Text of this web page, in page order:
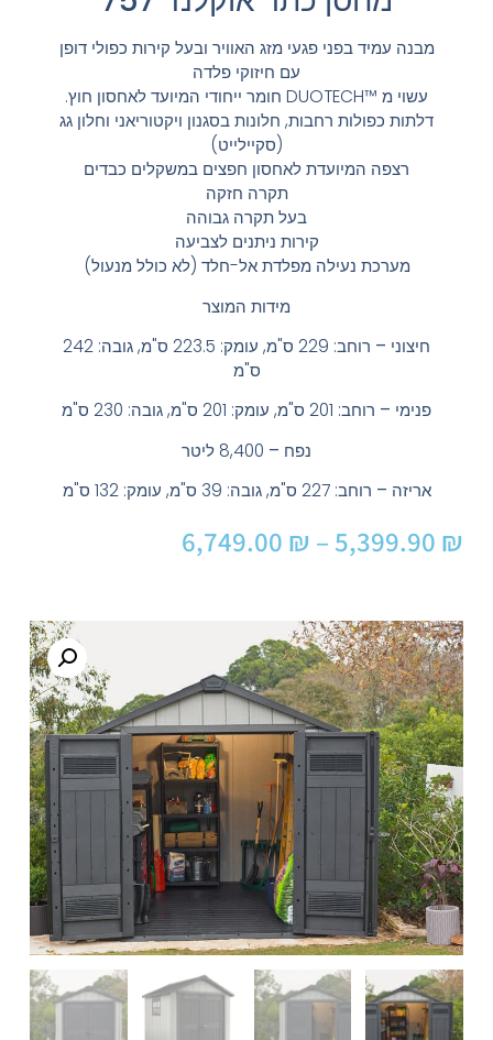
מבנה עמיד בפני פגעי מזג האוויר ובעל קירות כפולי דופן
עם חיזוקי פלדה
עשוי מ ™DUOTECH חומר ייחודי המיועד לאחסון חוץ.
דלתות כפולות רחבות, חלונות בסגנון ויקטוריאני וחלון גג
(סקיילייט)
רצפה המיועדת לאחסון חפצים במשקלים כבדים
תקרה חזקה
בעל תקרה גבוהה
קירות ניתנים לצביעה
מערכת נעילה מפלדת אל-חלד (לא כולל מנעול)
מידות המוצר
חיצוני –
רוחב: 229 ס"מ, עומק: 223.5 ס"מ, גובה: 242
ס"מ
פנימי – רוחב: 201 ס"מ, עומק: 201 ס"מ, גובה: 230 ס"מ
נפח –
אריזה – רוחב: 227 ס"מ, גובה: 39 ס"מ, עומק: 132 ס"מ
5,399.90 ₪
–
6,749.00 ₪